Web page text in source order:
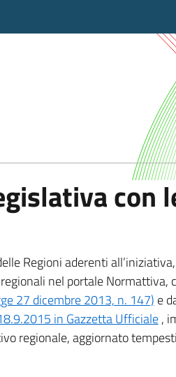
con
Regioni aderenti
nel portale Normattiva,
27 dicembre 2013, n. 147) e
in Gazzetta Ufficiale,
regionale, aggiornato